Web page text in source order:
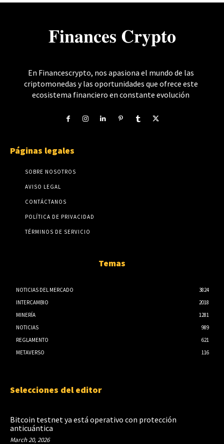
𝐅𝐢𝐧𝐚𝐧𝐜𝐞𝐬 𝐂𝐫𝐲𝐩𝐭𝐨
En Financescrypto, nos apasiona el mundo de las
criptomonedas y las oportunidades que ofrece este
ecosistema financiero en constante evolución
Páginas legales
SOBRE NOSOTROS
AVISO LEGAL
CONTÁCTANOS
POLÍTICA DE PRIVACIDAD
TÉRMINOS DE SERVICIO
Temas
NOTICIAS DEL MERCADO
3824
INTERCAMBIO
2018
MINERÍA
1281
NOTICIAS
989
REGLAMENTO
621
METAVERSO
116
Selecciones del editor
Bitcoin testnet ya está operativo con protección
anticuántica
March 20, 2026